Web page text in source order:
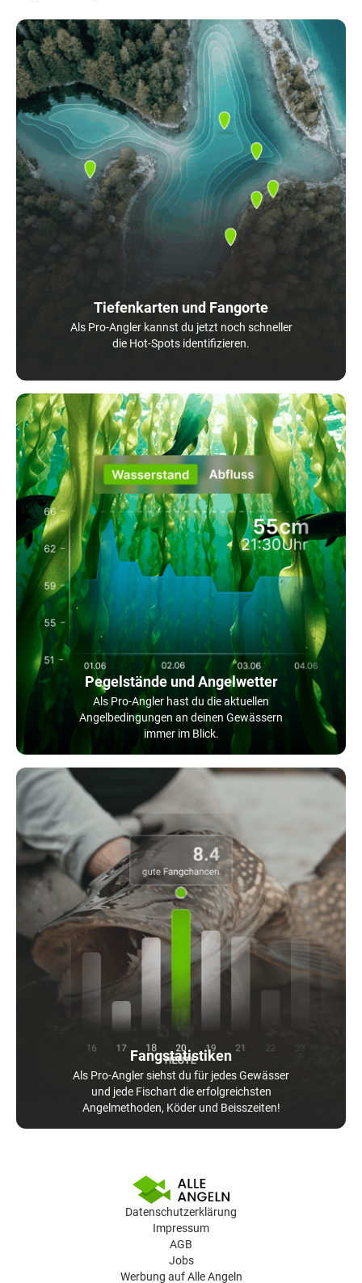
Tiefenkarten und Fangorte
Als Pro-Angler kannst du jetzt noch schneller
die Hot-Spots identifizieren.
Pegelstände und Angelwetter
Als Pro-Angler hast du die aktuellen
Angelbedingungen an deinen Gewässern
immer im Blick.
Fangstatistiken
Als Pro-Angler siehst du für jedes Gewässer
und jede Fischart die erfolgreichsten
Angelmethoden, Köder und Beisszeiten!
Datenschutzerklärung
Impressum
AGB
Jobs
Werbung auf Alle Angeln